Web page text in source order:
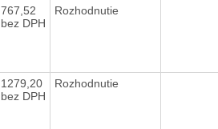
767,52
bez DPH
Rozhodnutie
1279,20
bez DPH
Rozhodnutie